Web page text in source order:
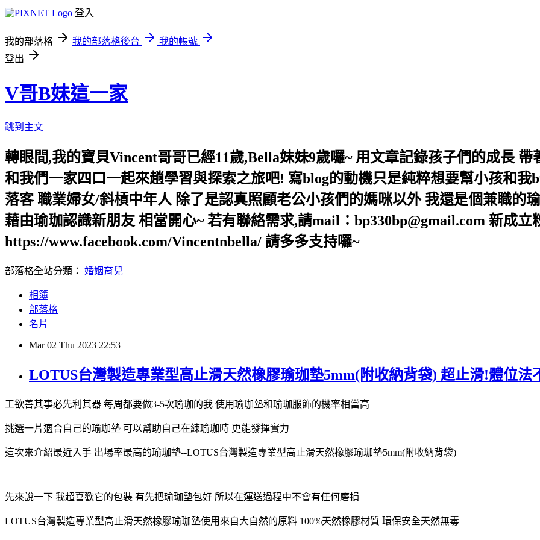
登入
我的部落格 我的部落格後台
我的帳號
登出
V哥B妹這一家
跳到主文
轉眼間,我的寶貝Vincent哥哥已經11歲,Bella妹妹9歲囉~ 用文章記錄孩子們的成長
和我們一家四口一起來趟學習與探索之旅吧! 寫blog的動機只是純粹想要幫小孩和
落客 職業婦女/斜槓中年人 除了是認真照顧老公小孩們的媽咪以外 我還是個兼職的
藉由瑜珈認識新朋友 相當開心~ 若有聯絡需求,請mail：bp330bp@gmail.com 新成立
https://www.facebook.com/Vincentnbella/ 請多多支持囉~
部落格全站分類： 婚姻育兒
相簿
部落格
名片
Mar 02 Thu 2023 22:53
LOTUS台灣製造專業型高止滑天然橡膠瑜珈墊5mm(附收納背袋) 超止滑!體位法
工欲善其事必先利其器 每周都要做3-5次瑜珈的我 使用瑜珈墊和瑜珈服飾的機率相當高
挑選一片適合自己的瑜珈墊 可以幫助自己在練瑜珈時 更能發揮實力
這次來介紹最近入手 出場率最高的瑜珈墊--LOTUS台灣製造專業型高止滑天然橡膠瑜珈墊5mm(附收納背袋)
先來說一下 我超喜歡它的包裝 有先把瑜珈墊包好 所以在運送過程中不會有任何磨損
LOTUS台灣製造專業型高止滑天然橡膠瑜珈墊使用來自大自然的原料 100%天然橡膠材質 環保安全天然無毒